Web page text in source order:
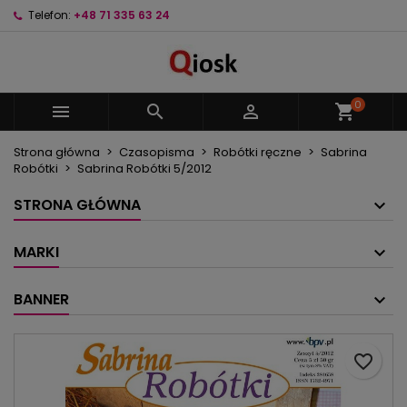
Telefon: +48 71 335 63 24
   shopping_cart0
Strona główna Czasopisma Robótki ręczne
Sabrina
Robótki
Sabrina Robótki 5/2012
STRONA GŁÓWNA
MARKI
BANNER
favorite_border
Nazwa listy życzeń
Anuluj
Musisz być zalogowany by zapisać produkty na
swojej liście życzeń.
Anuluj Zaloguj się